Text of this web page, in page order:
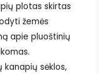
plotas skirtas
žemės
apie pluoštinių
sėklos,